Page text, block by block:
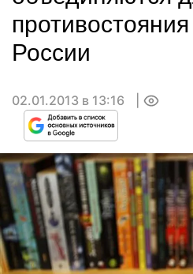
России
02.01.2013 в 13:16